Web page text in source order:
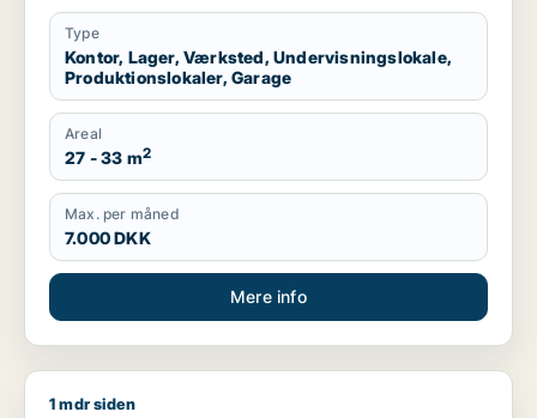
Type
Kontor, Lager, Værksted, Undervisningslokale,
Produktionslokaler, Garage
Areal
27 - 33 m2
Max. per måned
7.000 DKK
Mere info
Thomas søger kontor, lager, værksted,
1 mdr siden